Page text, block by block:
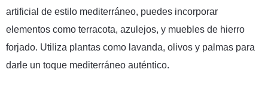
artificial de estilo mediterráneo, puedes incorporar
elementos como terracota, azulejos, y muebles de hierro
forjado. Utiliza plantas como lavanda, olivos y palmas para
darle un toque mediterráneo auténtico.